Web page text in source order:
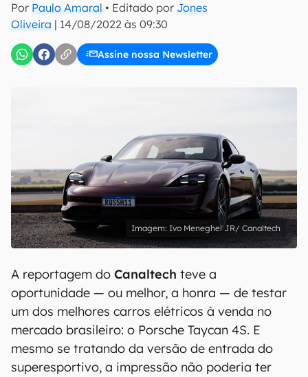
Por Paulo Amaral • Editado por Jones
Oliveira | 14/08/2022 às 09:30
Assine nossa Newsletter
Ivo Meneghel JR/ Canaltech
A reportagem do Canaltech teve a
oportunidade — ou melhor, a honra — de testar
um dos melhores carros elétricos à venda no
mercado brasileiro: o Porsche Taycan 4S. E
mesmo se tratando da versão de entrada do
superesportivo, a impressão não poderia ter